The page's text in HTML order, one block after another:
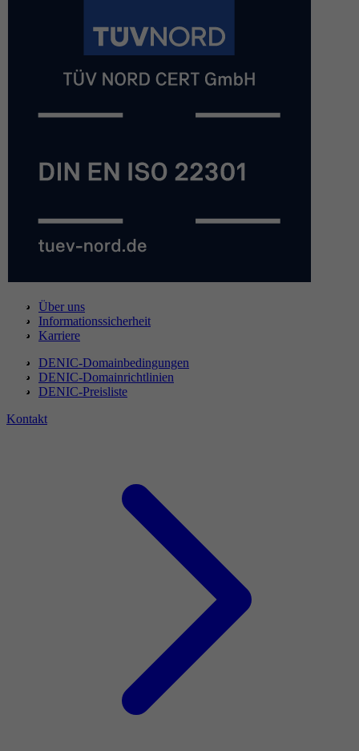
Über uns
Informationssicherheit
Karriere
DENIC-Domainbedingungen
DENIC-Domainrichtlinien
DENIC-Preisliste
Kontakt